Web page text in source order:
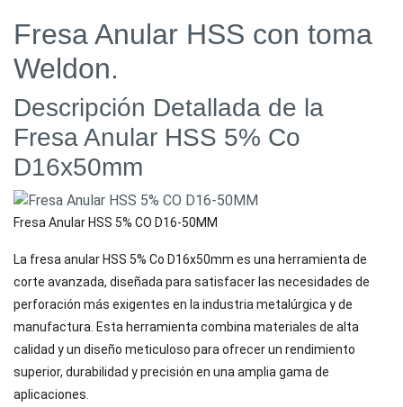
Fresa Anular HSS con toma
Weldon.
Descripción Detallada de la
Fresa Anular HSS 5% Co
D16x50mm
Fresa Anular HSS 5% CO D16-50MM
La fresa anular HSS 5% Co D16x50mm es una herramienta de
corte avanzada, diseñada para satisfacer las necesidades de
perforación más exigentes en la industria metalúrgica y de
manufactura. Esta herramienta combina materiales de alta
calidad y un diseño meticuloso para ofrecer un rendimiento
superior, durabilidad y precisión en una amplia gama de
aplicaciones.